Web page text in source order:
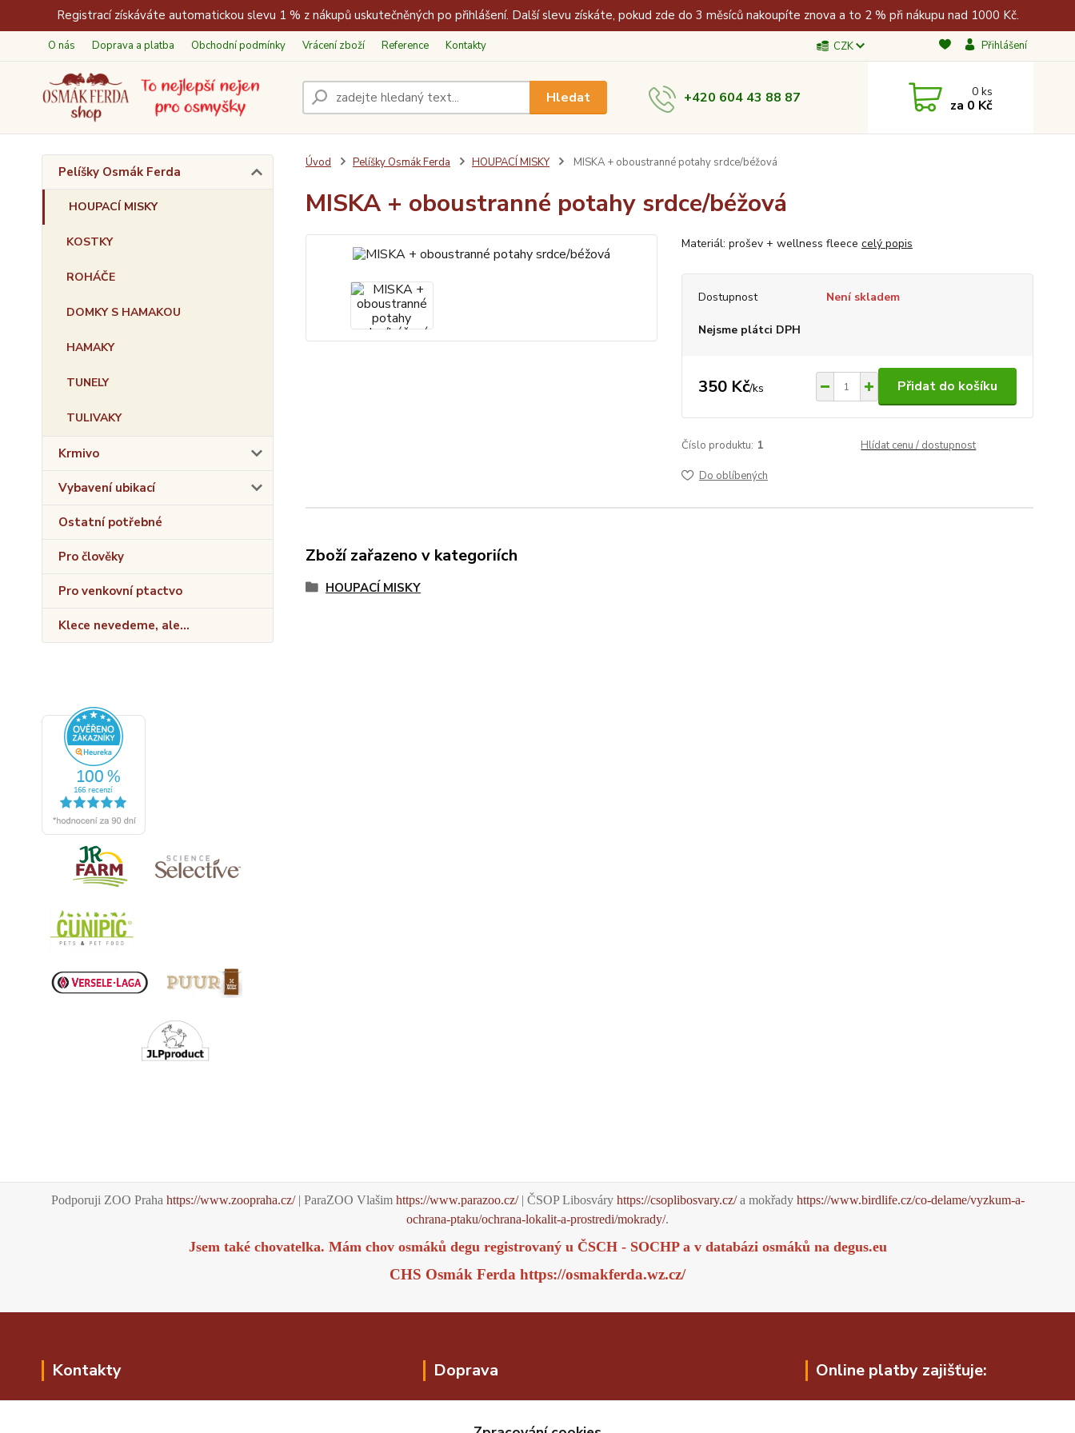
Registrací získáváte automatickou slevu 1 % z nákupů uskutečněných po přihlášení. Další slevu získáte, pokud zde do 3 měsíců nakoupíte znova a to 2 % při nákupu nad 1000 Kč.
O nás Doprava a platba Obchodní podmínky Vrácení zboží Reference Kontakty CZK Přihlášení
Hledat +420 604 43 88 87 0ks
za 0 Kč
Pelíšky Osmák Ferda
HOUPACÍ MISKY
KOSTKY
ROHÁČE
DOMKY S HAMAKOU
HAMAKY
TUNELY
TULIVAKY
Krmivo
Vybavení ubikací
Ostatní potřebné
Pro člověky
Pro venkovní ptactvo
Klece nevedeme, ale...
Úvod Pelíšky Osmák Ferda HOUPACÍ MISKY MISKA + oboustranné potahy srdce/béžová
MISKA + oboustranné potahy srdce/béžová
Materiál: prošev + wellness fleece celý popis
Dostupnost Není skladem
Nejsme plátci DPH
350 Kč/ks Přidat do košíku
Číslo produktu: 1 Hlídat cenu / dostupnost
Do oblíbených
Zboží zařazeno v kategoriích
HOUPACÍ MISKY
Podporuji ZOO Praha https://www.zoopraha.cz/| ParaZOO Vlašim https://www.parazoo.cz/| ČSOP Libosváry https://csoplibosvary.cz/a mokřady https://www.birdlife.cz/co-delame/vyzkum-a-
ochrana-ptaku/ochrana-lokalit-a-prostredi/mokrady/.
Jsem také chovatelka. Mám chov osmáků degu registrovaný u ČSCH - SOCHP a v databázi osmáků na degus.eu
CHS Osmák Ferda https://osmakferda.wz.cz/
Kontakty Doprava Online platby zajišťuje: